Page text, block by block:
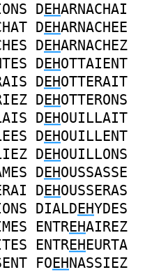
DEHARNACHAI
DEHARNACHEE
DEHARNACHEZ
DEHOTTAIENT
DEHOTTERAIT
DEHOTTERONS
DEHOUILLAIT
DEHOUILLENT
DEHOUILLONS
DEHOUSSASSE
DEHOUSSERAS
DIALDEHYDES
ENTREHAIREZ
ENTREHEURTA
FOEHNASSIEZ